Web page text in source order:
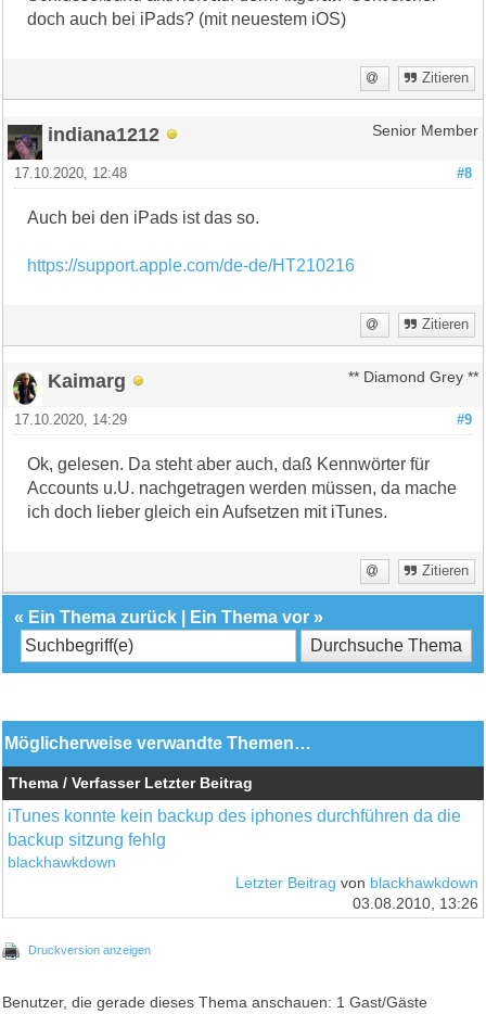
doch auch bei iPads? (mit neuestem iOS)
Zitieren
indiana1212 Senior Member
#8
17.10.2020, 12:48
Auch bei den iPads ist das so.
https://support.apple.com/de-de/HT210216
Zitieren
Kaimarg ** Diamond Grey **
#9
17.10.2020, 14:29
Ok, gelesen. Da steht aber auch, daß Kennwörter für
Accounts u.U. nachgetragen werden müssen, da mache
ich doch lieber gleich ein Aufsetzen mit iTunes.
Zitieren
« Ein Thema zurück Ein Thema vor »
Möglicherweise verwandte Themen…
Thema / Verfasser Letzter Beitrag
iTunes konnte kein backup des iphones durchführen da die
backup sitzung fehlg
blackhawkdown
Letzter Beitrag von blackhawkdown
03.08.2010, 13:26
Druckversion anzeigen
Benutzer, die gerade dieses Thema anschauen: 1 Gast/Gäste